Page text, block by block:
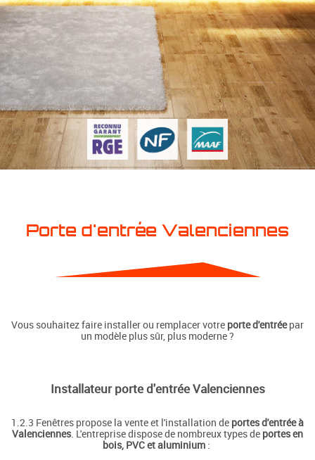
Porte d'entrée Valenciennes
Vous souhaitez faire installer ou remplacer votre porte d'entréepar
un modèle plus sûr, plus moderne ?
Installateur porte d'entrée Valenciennes
1.2.3 Fenêtres propose la vente et l'installation de portes d'entrée à
Valenciennes. L'entreprise dispose de nombreux types de portes en
bois, PVC et aluminium :